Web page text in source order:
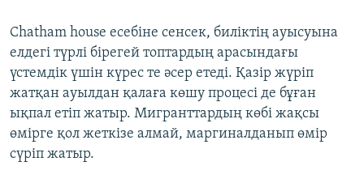
Chatham house есебіне сенсек, биліктің ауысуына
елдегі түрлі бірегей топтардың арасындағы
үстемдік үшін күрес те әсер етеді. Қазір жүріп
жатқан ауылдан қалаға көшу процесі де бұған
ықпал етіп жатыр. Мигранттардың көбі жақсы
өмірге қол жеткізе алмай, маргиналданып өмір
сүріп жатыр.